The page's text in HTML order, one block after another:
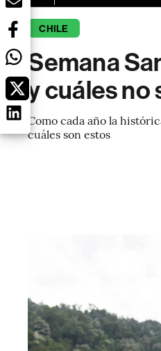
CHILE
Semana
y cuáles no
Como cada año la
cuáles son estos